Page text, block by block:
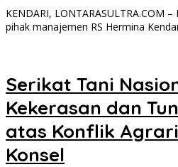
KENDARI, LONTARASULTRA.COM
pihak manajemen RS Hermina
Serikat Tani
Kekerasan dan
atas Konflik
Konsel